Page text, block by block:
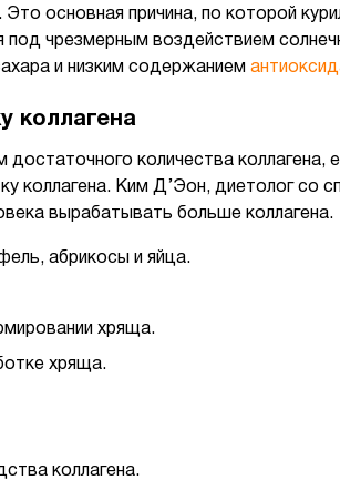
основная причина, по которой
чрезмерным воздействием
и низким содержанием
коллагена
количества коллагена,
Ким Д’Эон, диетолог со
вырабатывать больше коллагена.
абрикосы и яйца.
хряща.
хряща.
коллагена.